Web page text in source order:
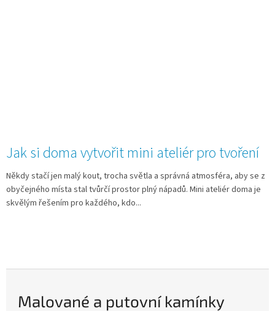
Jak si doma vytvořit mini ateliér pro tvoření
Někdy stačí jen malý kout, trocha světla a správná atmosféra, aby se z
obyčejného místa stal tvůrčí prostor plný nápadů. Mini ateliér doma je
skvělým řešením pro každého, kdo...
Malované a putovní kamínky